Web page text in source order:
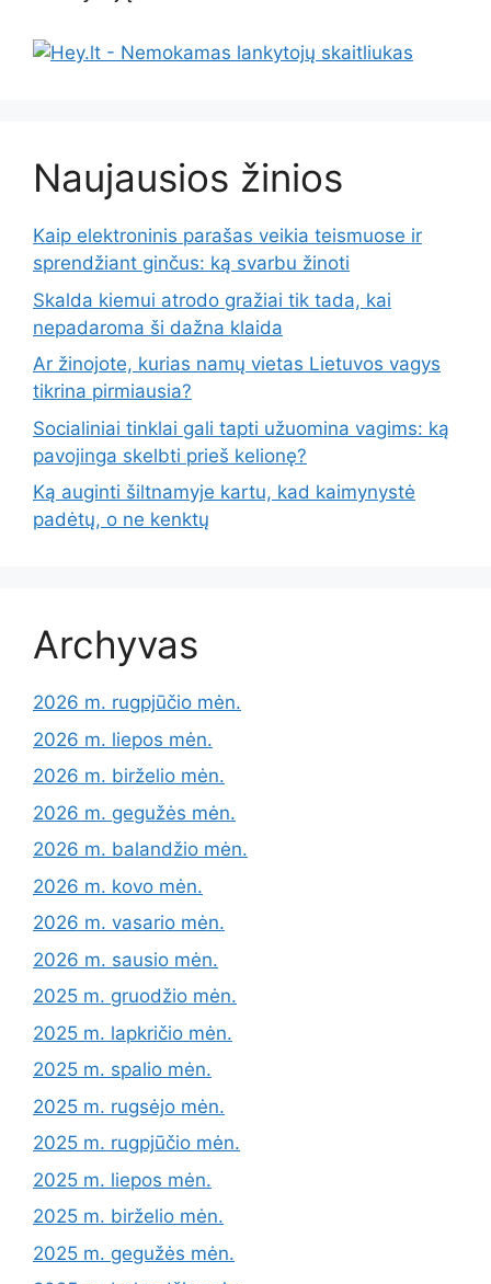
Naujausios žinios
Kaip elektroninis parašas veikia teismuose ir
sprendžiant ginčus: ką svarbu žinoti
Skalda kiemui atrodo gražiai tik tada, kai
nepadaroma ši dažna klaida
Ar žinojote, kurias namų vietas Lietuvos vagys
tikrina pirmiausia?
Socialiniai tinklai gali tapti užuomina vagims: ką
pavojinga skelbti prieš kelionę?
Ką auginti šiltnamyje kartu, kad kaimynystė
padėtų, o ne kenktų
Archyvas
2026 m. rugpjūčio mėn.
2026 m. liepos mėn.
2026 m. birželio mėn.
2026 m. gegužės mėn.
2026 m. balandžio mėn.
2026 m. kovo mėn.
2026 m. vasario mėn.
2026 m. sausio mėn.
2025 m. gruodžio mėn.
2025 m. lapkričio mėn.
2025 m. spalio mėn.
2025 m. rugsėjo mėn.
2025 m. rugpjūčio mėn.
2025 m. liepos mėn.
2025 m. birželio mėn.
2025 m. gegužės mėn.